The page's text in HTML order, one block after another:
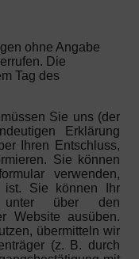
ohne Angabe
Die
Tag des
Sie uns (der
Erklärung
Ihren Entschluss,
Sie können
verwenden,
ist. Sie können Ihr
unter über den
Website ausüben.
übermitteln wir
(z. B. durch